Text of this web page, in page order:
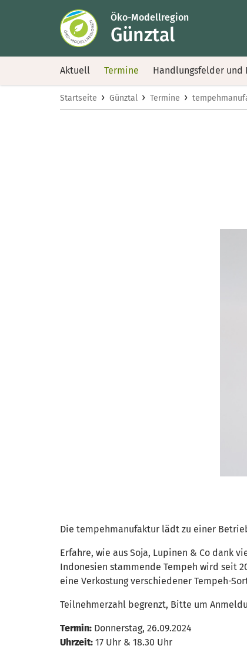
Öko-Modellregion
Günztal
Aktuell Termine Handlungsfelder und
Startseite › Günztal › Termine ›
Die tempehmanufaktur lädt zu einer
Erfahre, wie aus Soja, Lupinen & Co dank
Indonesien stammende Tempeh wird seit
eine Verkostung verschiedener Tempeh-
Teilnehmerzahl begrenzt, Bitte um
Termin: Donnerstag, 26.09.2024
Uhrzeit: 17 Uhr & 18.30 Uhr